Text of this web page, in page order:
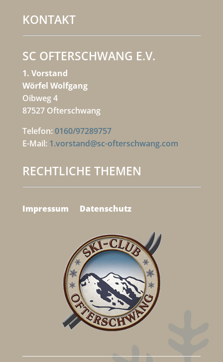
KONTAKT
SC OFTERSCHWANG E.V.
1. Vorstand
Wörfel Wolfgang
Oibweg 4
87527 Ofterschwang
Telefon:0160/97289757
E-Mail: 1.vorstand@sc-ofterschwang.com
RECHTLICHE THEMEN
Impressum Datenschutz